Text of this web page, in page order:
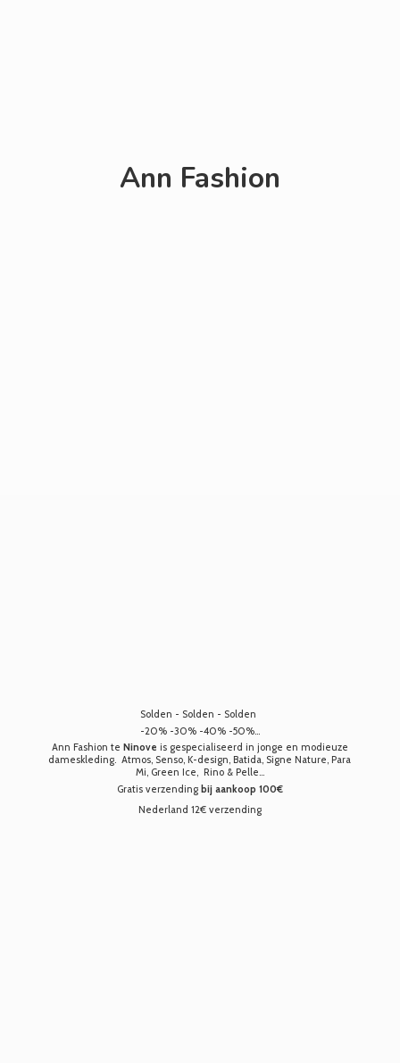
Ann Fashion
Solden - Solden - Solden
-20% -30% -40% -50%...
Ann Fashion te Ninove is gespecialiseerd in jonge en modieuze
dameskleding. Atmos, Senso, K-design, Batida, Signe Nature, Para
Mi, Green Ice, Rino & Pelle...
Gratis verzending bij aankoop 100€
Nederland 12€ verzending